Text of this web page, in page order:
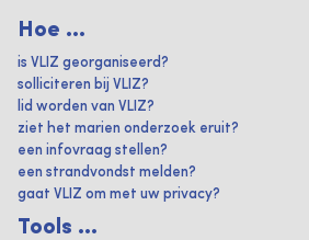
Hoe ...
is VLIZ georganiseerd?
solliciteren bij VLIZ?
lid worden van VLIZ?
ziet het marien onderzoek eruit?
een infovraag stellen?
een strandvondst melden?
gaat VLIZ om met uw privacy?
Tools ...